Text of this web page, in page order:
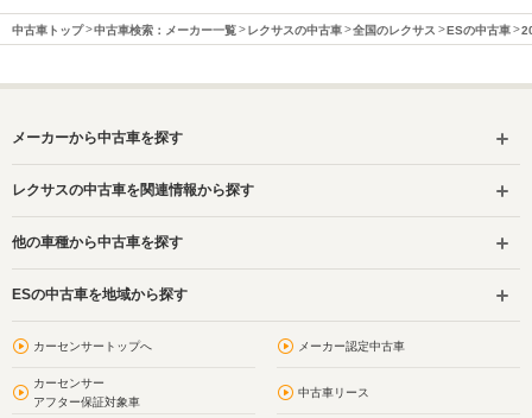
中古車トップ 中古車検索：メーカー一覧 レクサスの中古車 全国のレクサス ESの中古車
メーカーから中古車を探す
レクサスの中古車を関連情報から探す
他の車種から中古車を探す
ESの中古車を地域から探す
カーセンサートップへ メーカー認定中古車
カーセンサー
アフター保証対象車
中古車リース